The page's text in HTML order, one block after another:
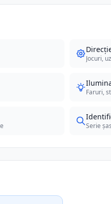
Jocuri,
Faruri,
Serie